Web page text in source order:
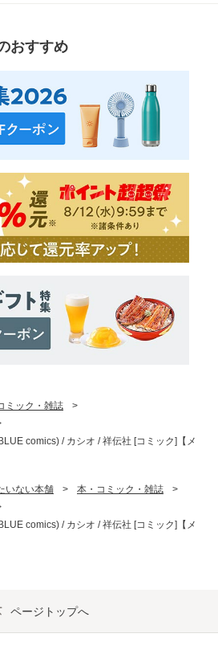
おすすめ
ミック・雑誌
>
comics) / カシオ / 祥伝社 [コミック]【メ
いない本舗 > 本・コミック・雑誌
>
comics) / カシオ / 祥伝社 [コミック]【メ
ページトップへ